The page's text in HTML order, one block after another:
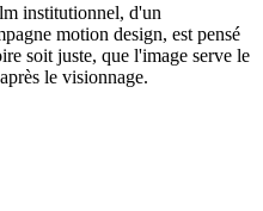
institutionnel, d'un
motion design, est pensé
soit juste, que l'image serve le
le visionnage.